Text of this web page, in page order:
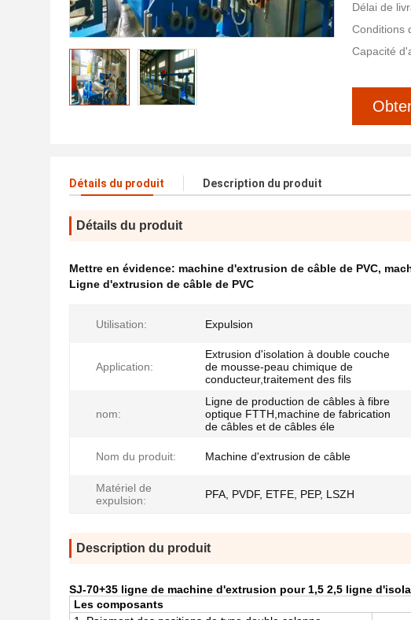
Délai de
Conditions
Capacité
Détails du produit Description du produit
Détails du produit
Mettre en évidence: machine d'extrusion de câble de PVC,
Ligne d'extrusion de câble de PVC
Utilisation: Expulsion
Application:
Extrusion d'isolation à double couche
de mousse-peau chimique de
conducteur,traitement des fils
nom:
Ligne de production de câbles à fibre
optique FTTH,machine de fabrication
de câbles et de câbles éle
Nom du produit: Machine d'extrusion de câble
Matériel de
expulsion:
PFA, PVDF, ETFE, PEP, LSZH
Description du produit
SJ-70+35 ligne de machine d'extrusion pour 1,5 2,5 ligne
Les composants